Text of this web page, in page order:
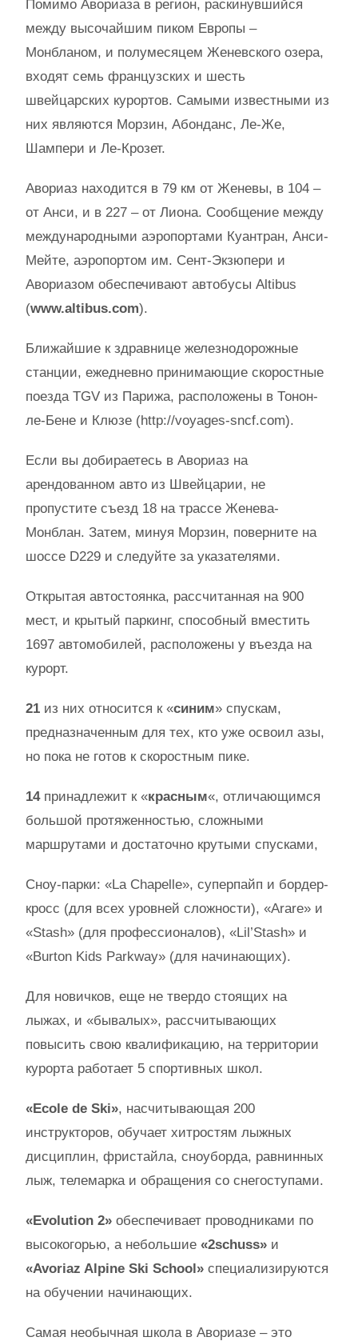
Помимо Авориаза в регион, раскинувшийся
между высочайшим пиком Европы –
Монбланом, и полумесяцем Женевского озера,
входят семь французских и шесть
швейцарских курортов. Самыми известными из
них являются Морзин, Абонданс, Ле-Же,
Шампери и Ле-Крозет.
Авориаз находится в 79 км от Женевы, в 104 –
от Анси, и в 227 – от Лиона. Сообщение между
международными аэропортами Куантран, Анси-
Мейте, аэропортом им. Сент-Экзюпери и
Авориазом обеспечивают автобусы Altibus
(www.altibus.com).
Ближайшие к здравнице железнодорожные
станции, ежедневно принимающие скоростные
поезда TGV из Парижа, расположены в Тонон-
ле-Бене и Клюзе (http://voyages-sncf.com).
Если вы добираетесь в Авориаз на
арендованном авто из Швейцарии, не
пропустите съезд 18 на трассе Женева-
Монблан. Затем, минуя Морзин, поверните на
шоссе D229 и следуйте за указателями.
Открытая автостоянка, рассчитанная на 900
мест, и крытый паркинг, способный вместить
1697 автомобилей, расположены у въезда на
курорт.
21 из них относится к «синим» спускам,
предназначенным для тех, кто уже освоил азы,
но пока не готов к скоростным пике.
14принадлежит к «красным«, отличающимся
большой протяженностью, сложными
маршрутами и достаточно крутыми спусками,
Сноу-парки: «La Chapelle», суперпайп и бордер-
кросс (для всех уровней сложности), «Arare» и
«Stash» (для профессионалов), «Lil’Stash» и
«Burton Kids Parkway» (для начинающих).
Для новичков, еще не твердо стоящих на
лыжах, и «бывалых», рассчитывающих
повысить свою квалификацию, на территории
курорта работает 5 спортивных школ.
«Ecole de Ski», насчитывающая 200
инструкторов, обучает хитростям лыжных
дисциплин, фристайла, сноуборда, равнинных
лыж, телемарка и обращения со снегоступами.
«Evolution 2» обеспечивает проводниками по
высокогорью, а небольшие «2schuss» и
«Avoriaz Alpine Ski School» специализируются
на обучении начинающих.
Самая необычная школа в Авориазе – это